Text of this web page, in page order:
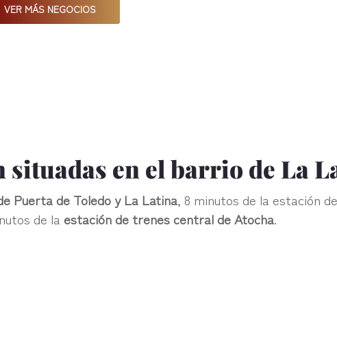
VER MÁS NEGOCIOS
situadas en el barrio de La
Puerta de Toledo y La Latina, 8 minutos de la estación de
de la estación de trenes central de Atocha.